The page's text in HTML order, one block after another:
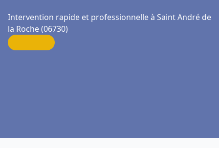
Intervention rapide et professionnelle à Saint André de
la Roche (06730)